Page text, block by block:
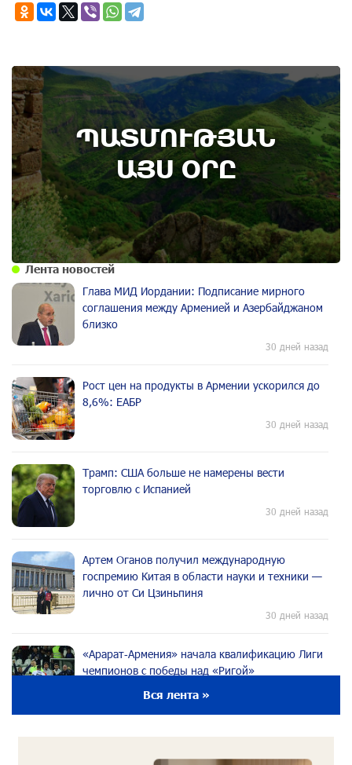
ՊԱՏՄՈՒԹՅԱՆ
ԱՅՍ ՕՐԸ
7th of August
Административный суд удовлетворил иск ААЦ
по делу монастыря Ованаванк
Лента новостей
Глава МИД Иордании: Подписание мирного
соглашения между Арменией и Азербайджаном
близко
30 дней назад
Рост цен на продукты в Армении ускорился до
8,6%: ЕАБР
30 дней назад
Трамп: США больше не намерены вести
торговлю с Испанией
30 дней назад
Артем Оганов получил международную
госпремию Китая в области науки и техники —
лично от Си Цзиньпиня
30 дней назад
«Арарат‑Армения» начала квалификацию Лиги
чемпионов с победы над «Ригой»
Аравийским морем
Вся лента »